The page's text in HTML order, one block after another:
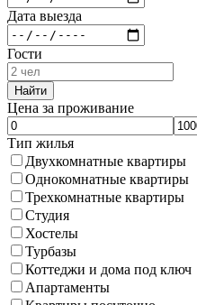
Дата выезда
Гости
Найти
Цена за проживание
Тип жилья
Двухкомнатные квартиры
Однокомнатные квартиры
Трехкомнатные квартиры
Студия
Хостелы
Турбазы
Коттеджи и дома под ключ
Апартаменты